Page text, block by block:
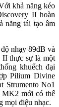
khả năng kéo
II hoàn
năng tái tạo âm
nhạy 89dB và
II thực sự là một
khuếch đại
Pilium Divine
Strumento No1
MK2 mới có thể
mọi điệu nhạc.